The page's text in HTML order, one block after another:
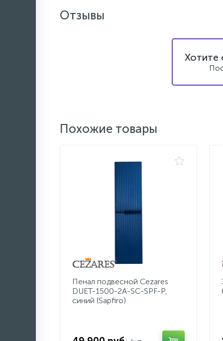
Отзывы
Хотите
Похожие товары
Пенал подвесной Cezares
DUET-1500-2A-SC-SPF-P,
синий (Sapfiro)